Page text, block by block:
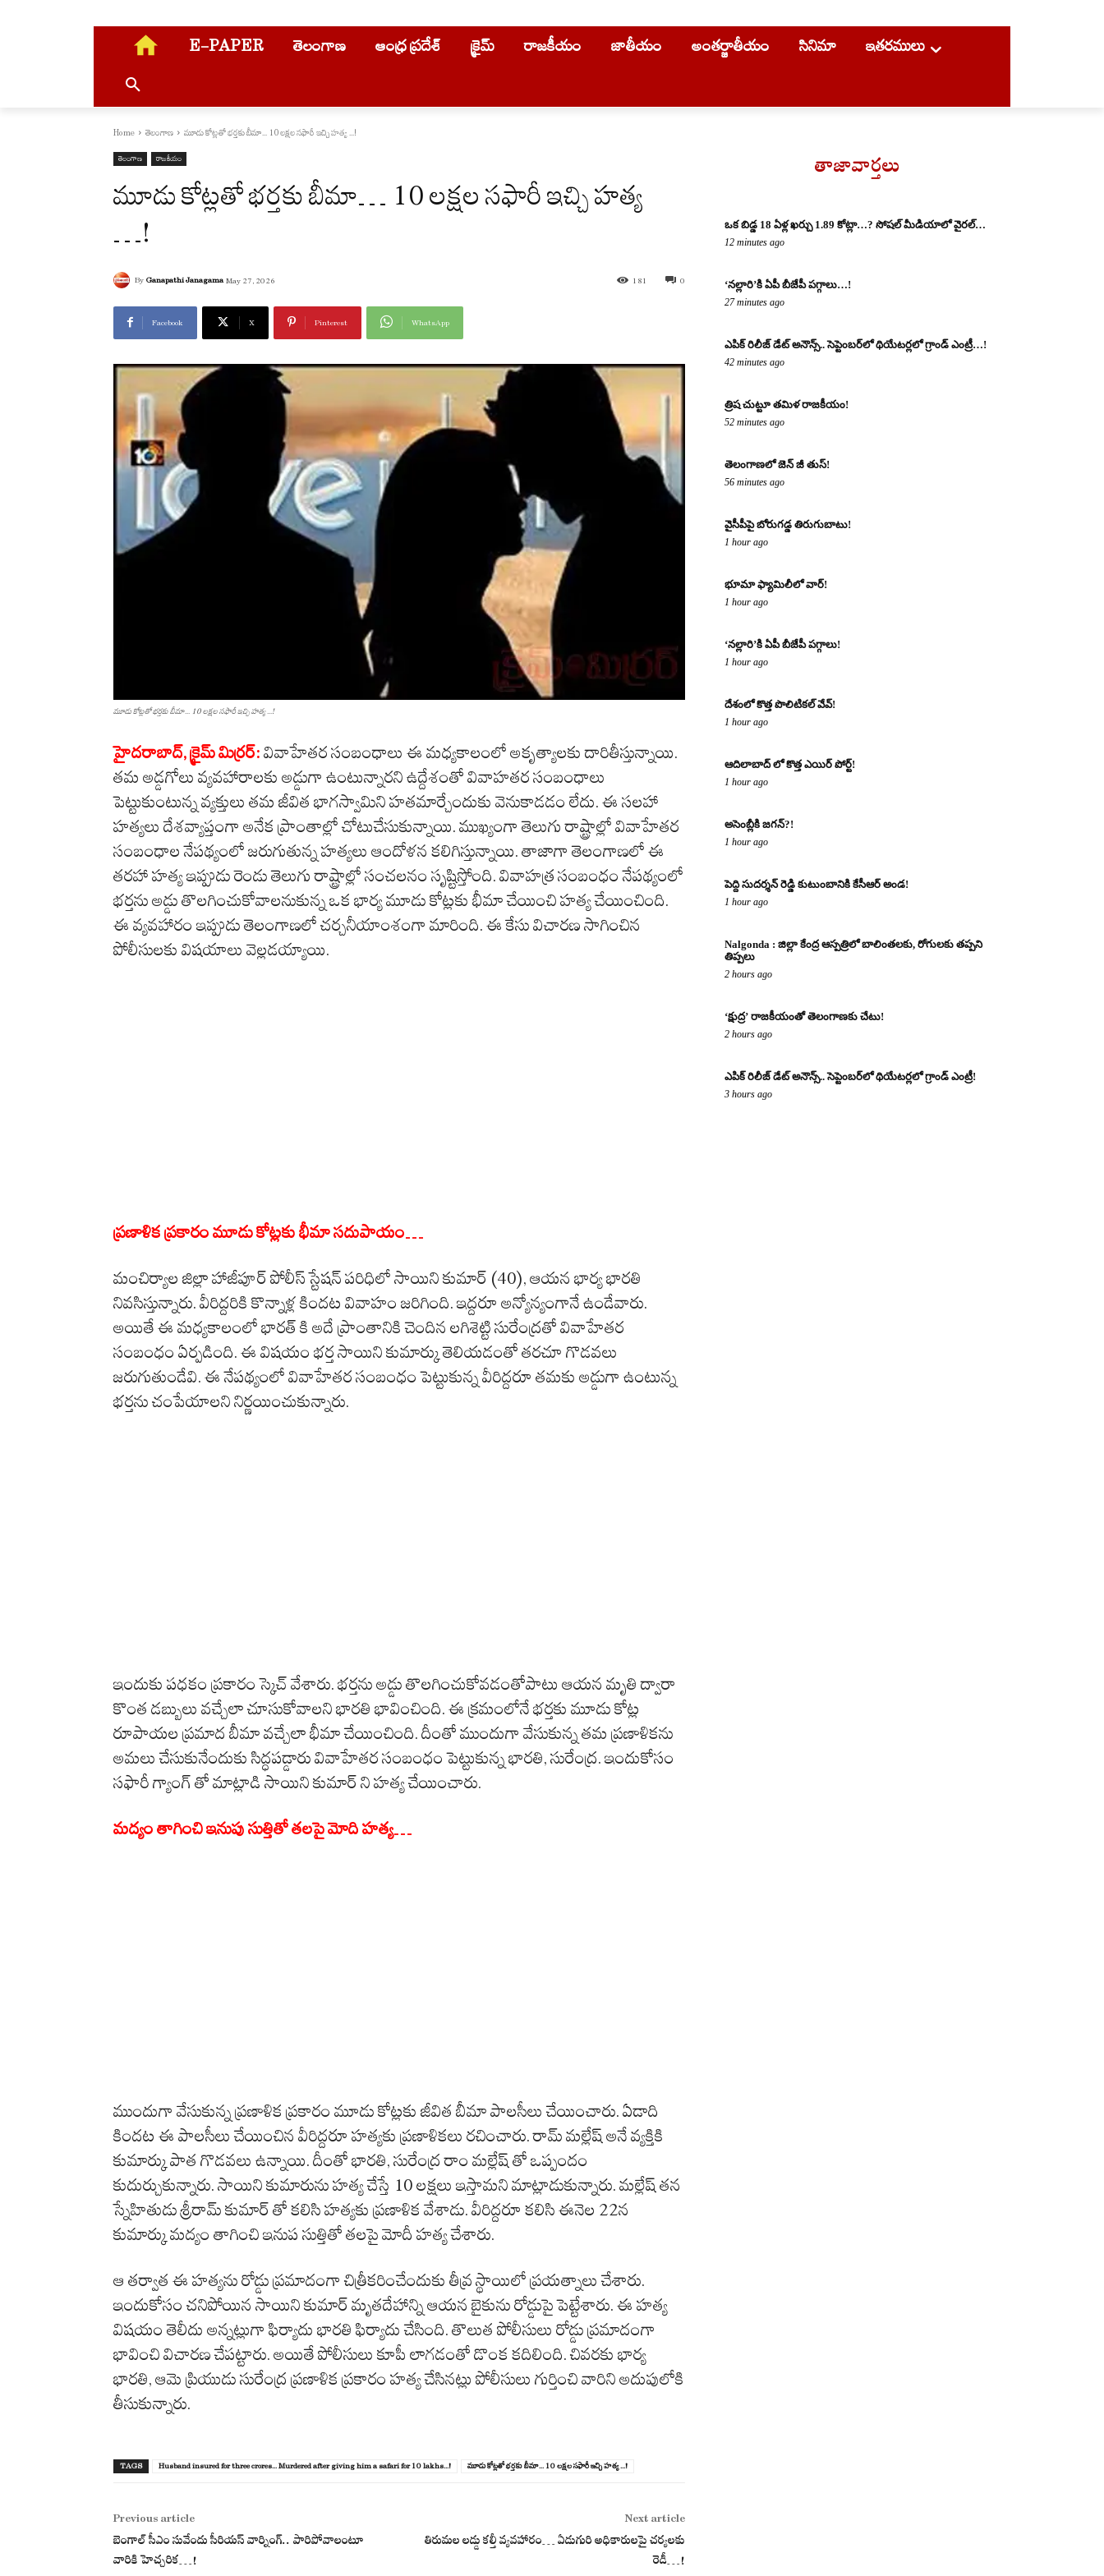
E-PAPER తెలంగాణ ఆంధ్ర ప్రదేశ్ క్రైమ్ రాజకీయం జాతీయం అంతర్జాతీయం సినిమా ఇతరములు
Home తెలంగాణ మూడు కోట్లతో భర్తకు బీమా... 10 లక్షల సఫారీ ఇచ్చి హత్య ...!
తెలంగాణ రాజకీయం
మూడు కోట్లతో భర్తకు బీమా… 10 లక్షల సఫారీ ఇచ్చి హత్య
…!
By Ganapathi Janagama May 27, 2026 0
181
Facebook X Pinterest WhatsApp
మూడు కోట్లతో భర్తకు బీమా... 10 లక్షల సఫారీ ఇచ్చి హత్య ...!
హైద‌రాబాద్‌, క్రైమ్ మిర్ర‌ర్‌: వివాహేతర సంబంధాలు ఈ మధ్యకాలంలో అకృత్యాలకు దారితీస్తున్నాయి.
తమ అడ్డగోలు వ్యవహారాలకు అడ్డుగా ఉంటున్నారని ఉద్దేశంతో వివాహతర సంబంధాలు
పెట్టుకుంటున్న వ్యక్తులు తమ జీవిత భాగస్వామిని హతమార్చేందుకు వెనుకాడడం లేదు. ఈ సలహా
హత్యలు దేశవ్యాప్తంగా అనేక ప్రాంతాల్లో చోటుచేసుకున్నాయి. ముఖ్యంగా తెలుగు రాష్ట్రాల్లో వివాహేతర
సంబంధాల నేపథ్యంలో జరుగుతున్న హత్యలు ఆందోళన కలిగిస్తున్నాయి. తాజాగా తెలంగాణలో ఈ
తరహా హత్య ఇప్పుడు రెండు తెలుగు రాష్ట్రాల్లో సంచలనం సృష్టిస్తోంది. వివాహత్ర సంబంధం నేపథ్యంలో
భర్తను అడ్డు తొలగించుకోవాలనుకున్న ఒక భార్య మూడు కోట్లకు భీమా చేయించి హత్య చేయించింది.
ఈ వ్యవహారం ఇప్పుడు తెలంగాణలో చర్చనీయాంశంగా మారింది. ఈ కేసు విచారణ సాగించిన
పోలీసులకు విషయాలు వెల్లడయ్యాయి.
ప్రణాళిక ప్రకారం మూడు కోట్లకు భీమా సదుపాయం…
మంచిర్యాల జిల్లా హాజీపూర్ పోలీస్ స్టేషన్ పరిధిలో సాయిని కుమార్ (40), ఆయన భార్య భారతి
నివసిస్తున్నారు. వీరిద్దరికి కొన్నాళ్ల కిందట వివాహం జరిగింది. ఇద్దరూ అన్యోన్యంగానే ఉండేవారు.
అయితే ఈ మధ్యకాలంలో భారత్ కి అదే ప్రాంతానికి చెందిన లగిశెట్టి సురేంద్రతో వివాహేతర
సంబంధం ఏర్పడింది. ఈ విషయం భర్త సాయిని కుమార్కు తెలియడంతో తరచూ గొడవలు
జరుగుతుండేవి. ఈ నేపథ్యంలో వివాహేతర సంబంధం పెట్టుకున్న వీరిద్దరూ తమకు అడ్డుగా ఉంటున్న
భర్తను చంపేయాలని నిర్ణయించుకున్నారు.
ఇందుకు పధకం ప్రకారం స్కెచ్ వేశారు. భర్తను అడ్డు తొలగించుకోవడంతోపాటు ఆయన మృతి ద్వారా
కొంత డబ్బులు వచ్చేలా చూసుకోవాలని భారతి భావించింది. ఈ క్రమంలోనే భర్తకు మూడు కోట్ల
రూపాయల ప్రమాద బీమా వచ్చేలా భీమా చేయించింది. దీంతో ముందుగా వేసుకున్న తమ ప్రణాళికను
అమలు చేసుకునేందుకు సిద్ధపడ్డారు వివాహేతర సంబంధం పెట్టుకున్న భారతి, సురేంద్ర. ఇందుకోసం
సఫారీ గ్యాంగ్ తో మాట్లాడి సాయిని కుమార్ ని హత్య చేయించారు.
మద్యం తాగించి ఇనుపు సుత్తితో తలపై మోది హత్య…
ముందుగా వేసుకున్న ప్రణాళిక ప్రకారం మూడు కోట్లకు జీవిత బీమా పాలసీలు చేయించారు. ఏడాది
కిందట ఈ పాలసీలు చేయించిన వీరిద్దరూ హత్యకు ప్రణాళికలు రచించారు. రామ్ మల్లేష్ అనే వ్యక్తికి
కుమార్కు పాత గొడవలు ఉన్నాయి. దీంతో భారతి, సురేంద్ర రాం మల్లేష్ తో ఒప్పందం
కుదుర్చుకున్నారు. సాయిని కుమారును హత్య చేస్తే 10 లక్షలు ఇస్తామని మాట్లాడుకున్నారు. మల్లేష్ తన
స్నేహితుడు శ్రీరామ్ కుమార్ తో కలిసి హత్యకు ప్రణాళిక వేశాడు. వీరిద్దరూ కలిసి ఈనెల 22న
కుమార్కు మద్యం తాగించి ఇనుప సుత్తితో తలపై మోదీ హత్య చేశారు.
ఆ తర్వాత ఈ హత్యను రోడ్డు ప్రమాదంగా చిత్రీకరించేందుకు తీవ్ర స్థాయిలో ప్రయత్నాలు చేశారు.
ఇందుకోసం చనిపోయిన సాయిని కుమార్ మృతదేహాన్ని ఆయన బైకును రోడ్డుపై పెట్టేశారు. ఈ హత్య
విషయం తెలీదు అన్నట్లుగా ఫిర్యాదు భారతి ఫిర్యాదు చేసింది. తొలుత పోలీసులు రోడ్డు ప్రమాదంగా
భావించి విచారణ చేపట్టారు. అయితే పోలీసులు కూపీ లాగడంతో డొంక కదిలింది. చివరకు భార్య
భారతి, ఆమె ప్రియుడు సురేంద్ర ప్రణాళిక ప్రకారం హత్య చేసినట్లు పోలీసులు గుర్తించి వారిని అదుపులోకి
తీసుకున్నారు.
TAGS Husband insured for three crores... Murdered after giving him a safari for 10 lakhs...! మూడు కోట్లతో భర్తకు బీమా... 10 లక్షల సఫారీ ఇచ్చి హత్య ...!
Previous article
బెంగాల్‌ సీఎం సువేందు సీరియస్‌ వార్నింగ్‌.. పారిపోవాలంటూ
వారికి హెచ్చరిక…!
Next article
తిరుమల లడ్డు కల్తీ వ్యవహారం… ఏడుగురి అధికారులపై చర్యలకు
రెడీ…!
తాజావార్తలు
ఒక బిడ్డ 18 ఏళ్ల ఖర్చు 1.89 కోట్లా…? సోష‌ల్ మీడియాలో వైర‌ల్‌…
12 minutes ago
‘నల్లారి’కి ఏపీ బీజేపీ పగ్గాలు…!
27 minutes ago
ఎపిక్ రిలీజ్ డేట్ అనౌన్స్.. సెప్టెంబర్‌లో థియేటర్లలో గ్రాండ్ ఎంట్రీ…!
42 minutes ago
త్రిష చుట్టూ తమిళ రాజకీయం!
52 minutes ago
తెలంగాణలో జెన్ జీ తుస్!
56 minutes ago
వైసీపీపై బోరుగడ్డ తిరుగుబాటు!
1 hour ago
భూమా ఫ్యామిలీలో వార్!
1 hour ago
‘నల్లారి’కి ఏపీ బీజేపీ పగ్గాలు!
1 hour ago
దేశంలో కొత్త పొలిటికల్ వేవ్!
1 hour ago
ఆదిలాబాద్ లో కొత్త ఎయిర్ పోర్ట్!
1 hour ago
అసెంబ్లీకి జగన్?!
1 hour ago
పెద్ది సుదర్శన్ రెడ్డి కుటుంబానికి కేసీఆర్ అండ!
1 hour ago
Nalgonda : జిల్లా కేంద్ర ఆస్పత్రిలో బాలింతలకు, రోగులకు తప్పని
తిప్పలు
2 hours ago
‘క్షుద్ర’ రాజకీయంతో తెలంగాణకు చేటు!
2 hours ago
ఎపిక్ రిలీజ్ డేట్ అనౌన్స్.. సెప్టెంబర్‌లో థియేటర్లలో గ్రాండ్ ఎంట్రీ!
3 hours ago